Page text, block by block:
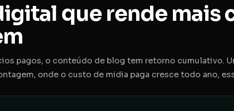
que rende mais
pagos, o conteúdo de blog tem retorno cumulativo.
onde o custo de midia paga cresce todo ano,